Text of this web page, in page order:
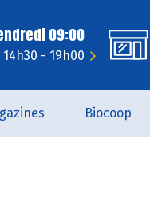
09:00
- 19h00
Biocoop